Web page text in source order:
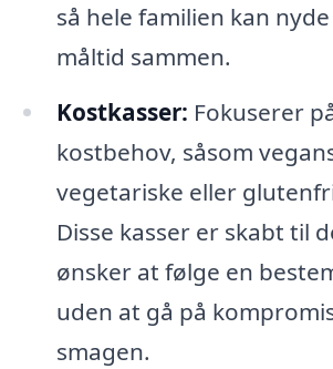
så hele familien kan
måltid sammen.
Kostkasser: Fokuserer
kostbehov, såsom
vegetariske eller
Disse kasser er skabt til
ønsker at følge en
uden at gå på
smagen.